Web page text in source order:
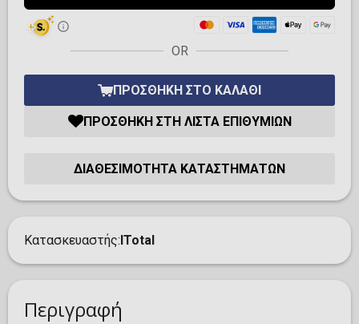
OR
ΠΡΟΣΘΉΚΗ ΣΤΟ ΚΑΛΆΘΙ
ΠΡΟΣΘΉΚΗ ΣΤΗ ΛΊΣΤΑ ΕΠΙΘΥΜΙΏΝ
ΔΙΑΘΕΣΙΜΌΤΗΤΑ ΚΑΤΑΣΤΗΜΆΤΩΝ
Κατασκευαστής ITotal
Περιγραφή